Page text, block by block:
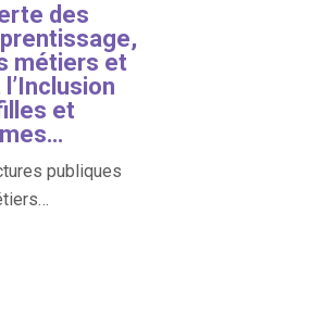
des
métiers et
et
publiques